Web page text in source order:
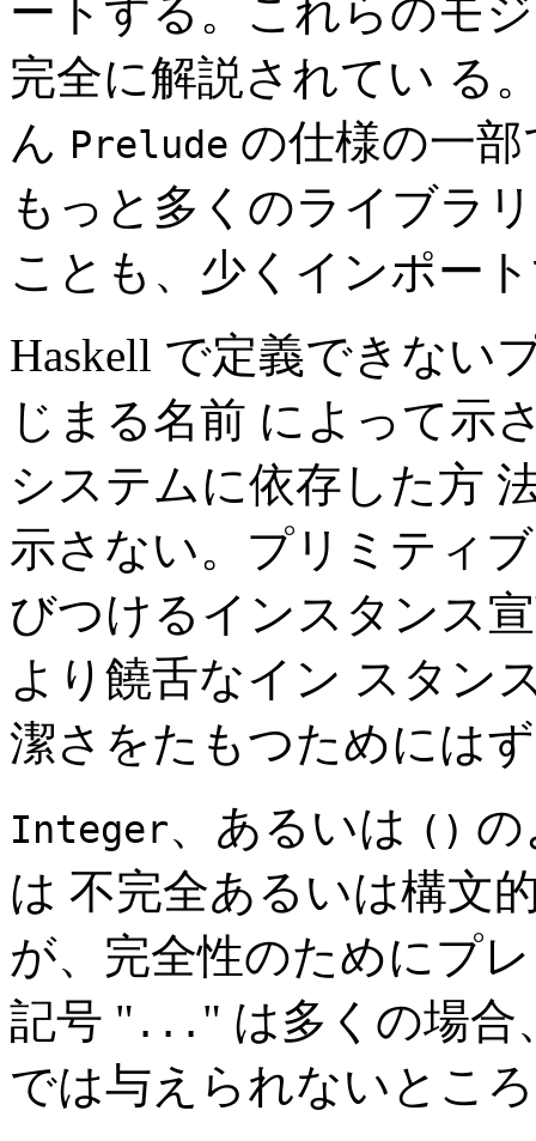
ートする。これらのモ
完全に解説されてい る
ん Prelude の仕様の一
もっと多くのライブラ
ことも、少くインポー
Haskell で定義できない
じまる名前 によって示
システムに依存した方
示さない。プリミティ
びつけるインスタンス
より饒舌なイン スタン
潔さをたもつためには
Integer、あるいは () の
は 不完全あるいは構文
が、完全性のためにプ
記号 " ... " は多くの場合
では与えられないとこ